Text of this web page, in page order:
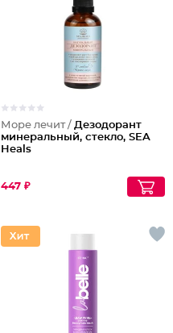
Море лечит / Дезодорант
минеральный, стекло, SEA
Heals
447 ₽